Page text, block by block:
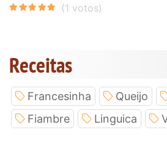
Receitas
Francesinha Queijo
Fiambre
Linguica